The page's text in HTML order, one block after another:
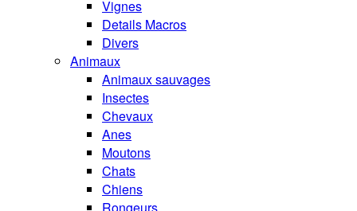
Vignes
Details Macros
Divers
Animaux
Animaux sauvages
Insectes
Chevaux
Anes
Moutons
Chats
Chiens